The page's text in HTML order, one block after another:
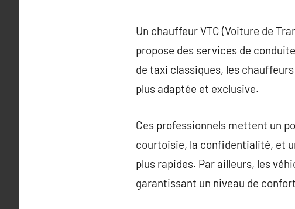
Un chauffeur VTC (Voiture de
propose des services de
de taxi classiques, les
plus adaptée et exclusive.
Ces professionnels mettent un
courtoisie, la confidentialité, et
plus rapides. Par ailleurs, les
garantissant un niveau de